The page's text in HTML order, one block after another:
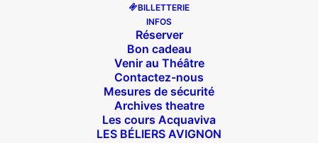
BILLETTERIE
INFOS
Réserver
Bon cadeau
Venir au Théâtre
Contactez-nous
Mesures de sécurité
Archives theatre
Les cours Acquaviva
LES BÉLIERS AVIGNON